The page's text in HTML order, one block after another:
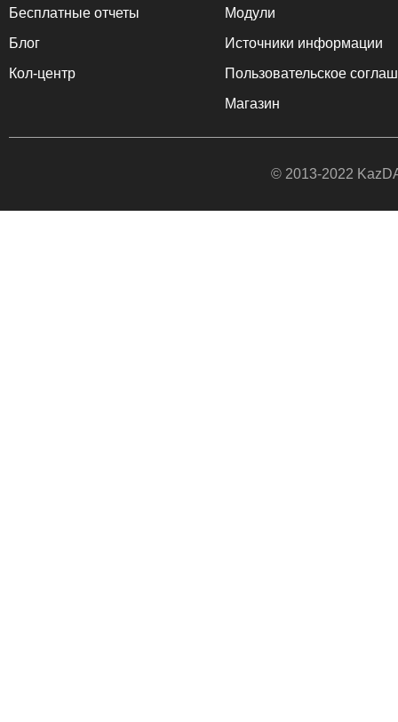
Бесплатные отчеты
Блог
Кол-центр
Модули
Источники информации
Пользовательское
Магазин
© 2013-2022